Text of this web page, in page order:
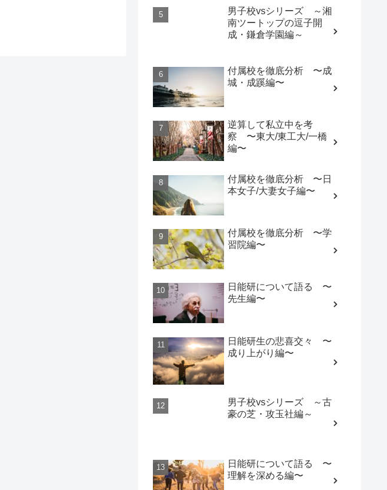
男子校vsシリーズ ～湘
南ツートップの逗子開
成・鎌倉学園編～
付属校を徹底分析 〜成
城・成蹊編〜
逆算して私立中を考
察 〜東大/東工大/一橋
編〜
付属校を徹底分析 〜日
本女子/大妻女子編〜
付属校を徹底分析 〜学
習院編〜
日能研について語る 〜
先生編〜
日能研生の悲喜交々 〜
成り上がり編〜
男子校vsシリーズ ～古
豪の芝・攻玉社編～
日能研について語る 〜
理解を深める編〜